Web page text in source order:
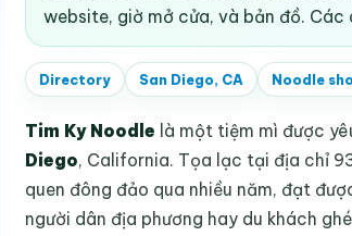
website, giờ mở cửa, và bản đồ.
Directory San Diego, CA Noodle
Tim Ky Noodle là một tiệm mì được
Diego, California. Tọa lạc tại địa chỉ
quen đông đảo qua nhiều năm, đạt
người dân địa phương hay du khách